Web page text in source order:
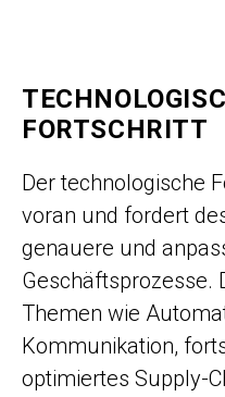
FORTSCHRITT
Der technologische
voran und fordert
genauere und
Geschäftsprozesse.
Themen wie
Kommunikation,
optimiertes Supply-